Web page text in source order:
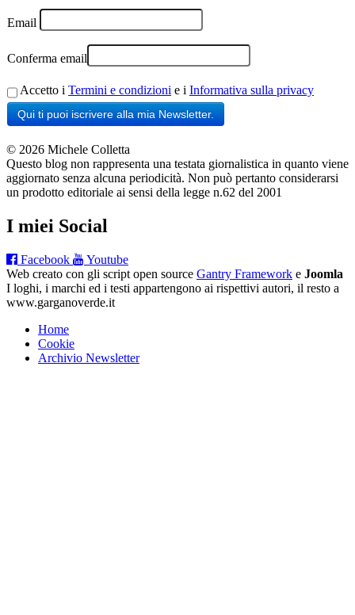
Email
Conferma email
Accetto i Termini e condizioni e i Informativa sulla privacy
Qui ti puoi iscrivere alla mia Newsletter.
© 2026 Michele Colletta
Questo blog non rappresenta una testata giornalistica in quanto viene
aggiornato senza alcuna periodicità. Non può pertanto considerarsi
un prodotto editoriale ai sensi della legge n.62 del 2001
I miei Social
Facebook
Youtube
Web creato con gli script open source Gantry Framework e Joomla
I loghi, i marchi ed i testi appartengono ai rispettivi autori, il resto a
www.garganoverde.it
Home
Cookie
Archivio Newsletter